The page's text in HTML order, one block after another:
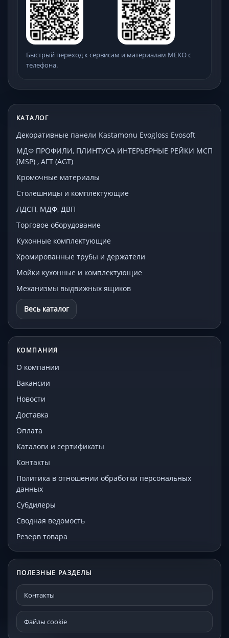
Быстрый переход к сервисам и материалам МЕКО с
телефона.
КАТАЛОГ
Декоративные панели Kastamonu Evogloss Evosoft
МДФ ПРОФИЛИ, ПЛИНТУСА ИНТЕРЬЕРНЫЕ РЕЙКИ МСП
(MSP) , АГТ (AGT)
Кромочные материалы
Столешницы и комплектующие
ЛДСП, МДФ, ДВП
Торговое оборудование
Кухонные комплектующие
Хромированные трубы и держатели
Мойки кухонные и комплектующие
Механизмы выдвижных ящиков
Весь каталог
КОМПАНИЯ
О компании
Вакансии
Новости
Доставка
Оплата
Каталоги и сертификаты
Контакты
Политика в отношении обработки персональных
данных
Субдилеры
Сводная ведомость
Резерв товара
ПОЛЕЗНЫЕ РАЗДЕЛЫ
Контакты
Файлы cookie